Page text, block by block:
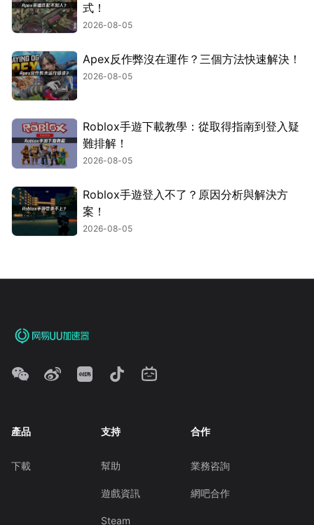
式！
2026-08-05
Apex反作弊沒在運作？三個方法快速解決！
2026-08-05
Roblox手遊下載教學：從取得指南到登入疑
難排解！
2026-08-05
Roblox手遊登入不了？原因分析與解決方
案！
2026-08-05
產品
下載
支持
幫助
遊戲資訊
Steam
合作
業務咨詢
網吧合作